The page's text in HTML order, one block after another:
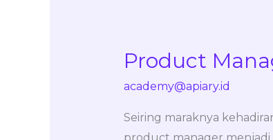
Product
academy@apiary.id
Seiring maraknya
Product
Path